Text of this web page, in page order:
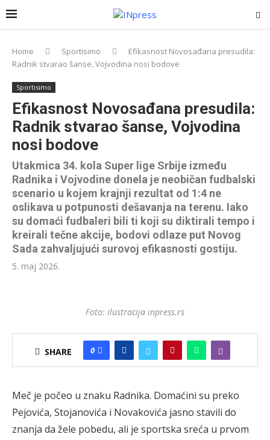
Home Sportisimo
Efikasnost Novosađana presudila:
Radnik stvarao šanse, Vojvodina nosi bodove
Sportisimo
Efikasnost Novosađana presudila:
Radnik stvarao šanse, Vojvodina
nosi bodove
Utakmica 34. kola Super lige Srbije između
Radnika i Vojvodine donela je neobičan fudbalski
scenario u kojem krajnji rezultat od 1:4 ne
oslikava u potpunosti dešavanja na terenu. Iako
su domaći fudbaleri bili ti koji su diktirali tempo i
kreirali tečne akcije, bodovi odlaze put Novog
Sada zahvaljujući surovoj efikasnosti gostiju.
5. maj 2026.
Foto: ilustracija inpress.rs
SHARE 0
Meč je počeo u znaku Radnika. Domaćini su preko
Pejovića, Stojanovića i Novakovića jasno stavili do
znanja da žele pobedu, ali je sportska sreća u prvom